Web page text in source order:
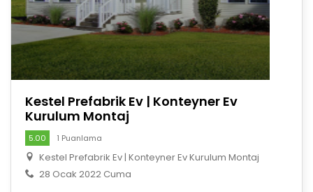
Kestel Prefabrik Ev | Konteyner Ev
Kurulum Montaj
5.00 1 Puanlama
Kestel Prefabrik Ev | Konteyner Ev Kurulum Montaj
28 Ocak 2022 Cuma